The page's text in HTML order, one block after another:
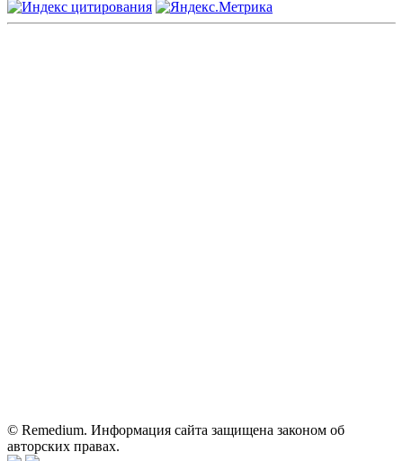
© Remedium. Информация сайта защищена законом об
авторских правах.